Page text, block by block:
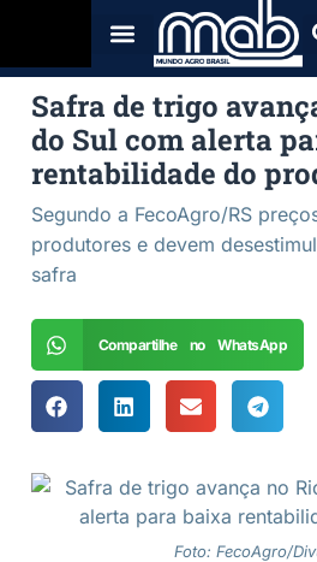
Safra de trigo
do Sul com alerta
rentabilidade do
Segundo a FecoAgro/RS
produtores e devem
safra
Compartilhe no WhatsApp
Foto: FecoAgro/